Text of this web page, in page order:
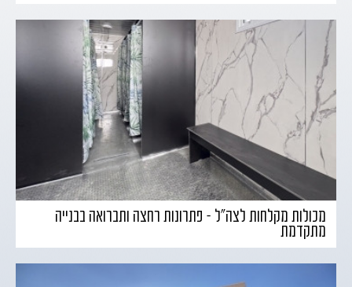
מכולות מקלחות לצה״ל – פתרונות רחצה ותברואה בבנייה
מתקדמת